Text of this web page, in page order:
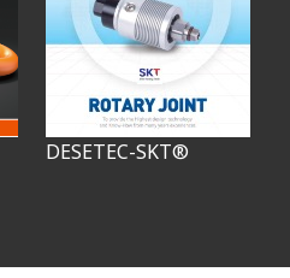
DESETEC-SKT®